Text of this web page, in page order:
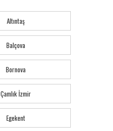
Altıntaş
Balçova
Bornova
Çamlık İzmir
Egekent